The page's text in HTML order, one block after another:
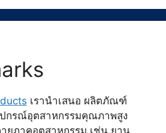
เรานำเสนอ ผลิตภัณฑ์
กรณ์อุตสาหกรรมคุณภาพสูง
ยภาคอุตสาหกรรม เช่น ยาน